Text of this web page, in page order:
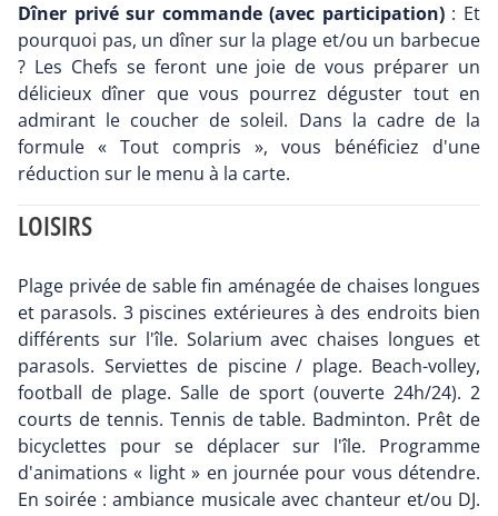
Dîner privé sur commande (avec participation): Et
pourquoi pas, un dîner sur la plage et/ou un barbecue
? Les Chefs se feront une joie de vous préparer un
délicieux dîner que vous pourrez déguster tout en
admirant le coucher de soleil. Dans la cadre de la
formule « Tout compris », vous bénéficiez d'une
réduction sur le menu à la carte.
LOISIRS
Plage privée de sable fin aménagée de chaises longues
et parasols. 3 piscines extérieures à des endroits bien
différents sur l'île. Solarium avec chaises longues et
parasols. Serviettes de piscine / plage. Beach-volley,
football de plage. Salle de sport (ouverte 24h/24). 2
courts de tennis. Tennis de table. Badminton. Prêt de
bicyclettes pour se déplacer sur l'île. Programme
d'animations « light » en journée pour vous détendre.
En soirée : ambiance musicale avec chanteur et/ou DJ.